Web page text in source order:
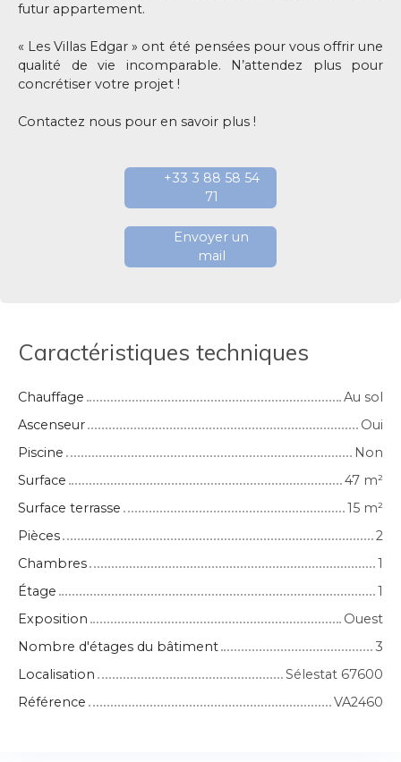
futur appartement.
« Les Villas Edgar » ont été pensées pour vous offrir une
qualité de vie incomparable. N’attendez plus pour
concrétiser votre projet !
Contactez nous pour en savoir plus !
+33 3 88 58 54
71
Envoyer un
mail
Caractéristiques techniques
Chauffage
Au sol
Ascenseur
Oui
Piscine
Non
Surface
47 m²
Surface terrasse
15 m²
Pièces
2
Chambres
1
Étage
1
Exposition
Ouest
Nombre d'étages du bâtiment
3
Localisation
Sélestat 67600
Référence
VA2460